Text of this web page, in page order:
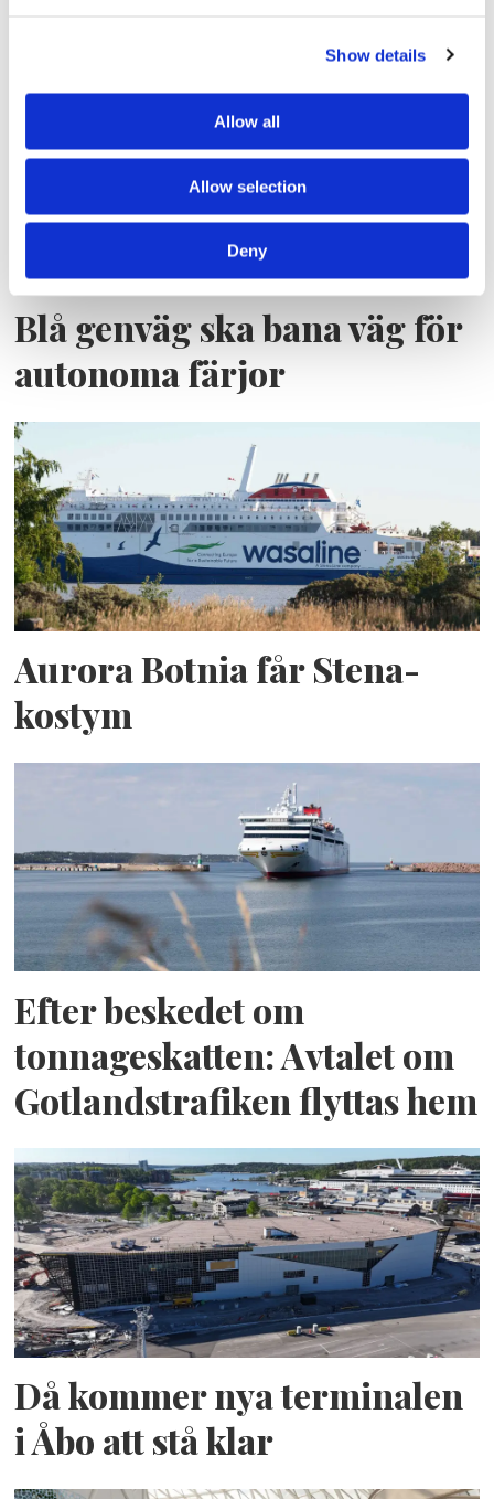
Show details
Allow all
Allow selection
Deny
Blå genväg ska bana väg för
autonoma färjor
Aurora Botnia får Stena-
kostym
Efter beskedet om
tonnageskatten: Avtalet om
Gotlandstrafiken flyttas hem
Då kommer nya terminalen
i Åbo att stå klar